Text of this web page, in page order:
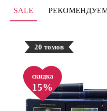
SALE
20 томов
скидка
15%